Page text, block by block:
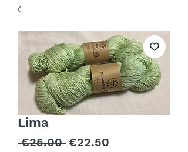
Lima
€25.00 Regular
€22.50